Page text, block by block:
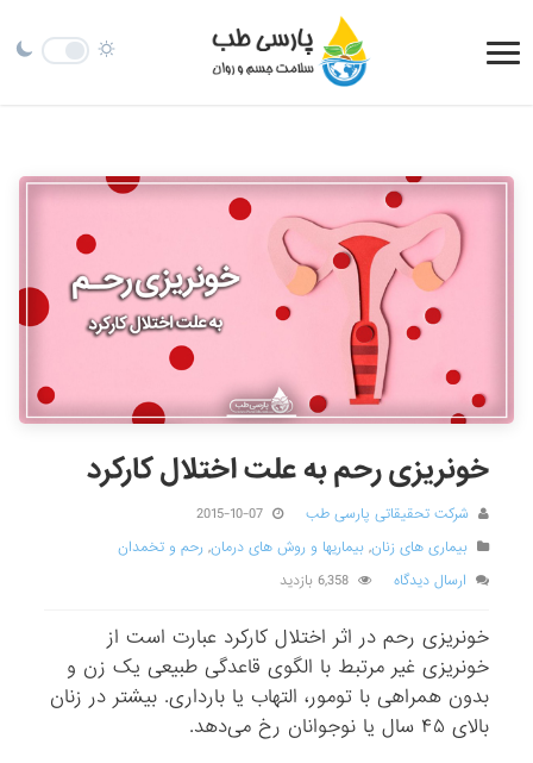
خونریزی رحم به علت اختلال کارکرد
شرکت تحقیقاتی پارسی طب
2015-10-07
بیماری های زنان,بیماریها و روش های درمان,رحم و تخمدان
ارسال دیدگاه
6,358 بازدید
خونریزی‌ رحم‌ در اثر اختلال‌ کارکرد عبارت‌ است‌ از
خونریزی‌ غیر مرتبط‌ با الگوی‌ قاعدگی‌ طبیعی‌ یک‌ زن‌ و
بدون‌ همراهی‌ با تومور، التهاب‌ یا بارداری‌. بیشتر در زنان‌
بالای‌ ۴۵ سال‌ یا نوجوانان‌ رخ‌ می‌دهد.